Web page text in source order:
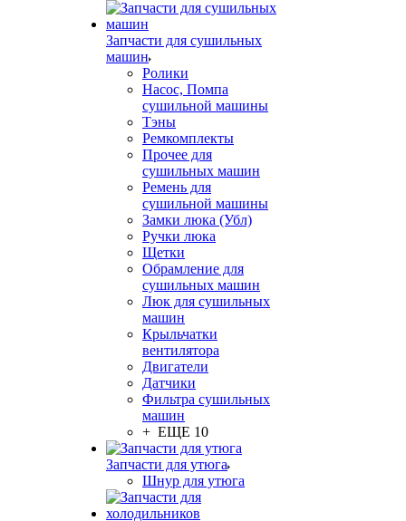
Запчасти для сушильных
машин
Ролики
Насос, Помпа
сушильной машины
Тэны
Ремкомплекты
Прочее для
сушильных машин
Ремень для
сушильной машины
Замки люка (Убл)
Ручки люка
Щетки
Обрамление для
сушильных машин
Люк для сушильных
машин
Крыльчатки
вентилятора
Двигатели
Датчики
Фильтра сушильных
машин
+ ЕЩЕ 10
Запчасти для утюга
Шнур для утюга